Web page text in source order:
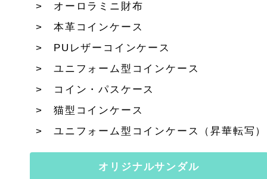
オーロラミニ財布
本革コインケース
PUレザーコインケース
ユニフォーム型コインケース
コイン・パスケース
猫型コインケース
ユニフォーム型コインケース（昇華転写）
オリジナルサンダル